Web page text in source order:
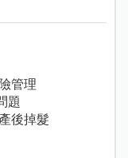
管理
題
後掉髮